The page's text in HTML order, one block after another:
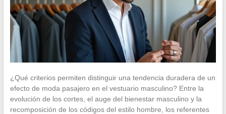
¿Qué criterios permiten distinguir una tendencia duradera de un
efecto de moda pasajero en el vestuario masculino? Entre la
evolución de los cortes, el auge del bienestar masculino y la
recomposición de los códigos del estilo hombre, los referentes